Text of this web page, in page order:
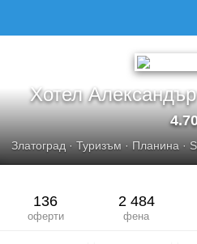
Хотел
Златоград · Туризъм · Планина ·
136
оферти
2 484
фена